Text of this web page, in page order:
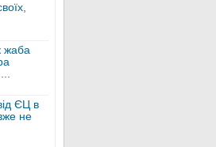
жаба
ЄЦ в
не